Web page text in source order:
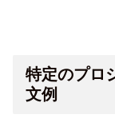
特定のプロ
文例